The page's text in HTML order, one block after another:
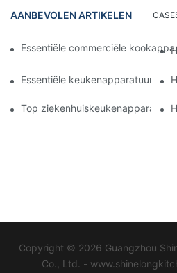
AANBEVOLEN ARTIKELEN
Essentiële commerciële
Essentiële keukenapparatuur
Top
Copyright © 2026 Guangzhou
Co., Ltd. -